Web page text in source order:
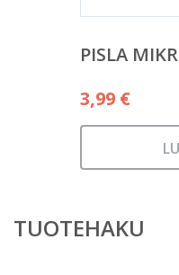
PISLA
3,99 €
TUOTEHAKU